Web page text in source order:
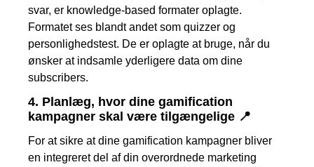
svar, er knowledge-based formater oplagte.
Formatet ses blandt andet som quizzer og
personlighedstest. De er oplagte at bruge, når du
ønsker at indsamle yderligere data om dine
subscribers.
4. Planlæg, hvor dine gamification
kampagner skal være tilgængelige 📍
For at sikre at dine gamification kampagner bliver
en integreret del af din overordnede marketing